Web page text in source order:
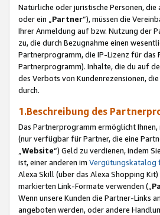
Natürliche oder juristische Personen,
oder ein „Partner“), müssen die
Ihrer Anmeldung auf bzw. Nutzung der
zu, die durch Bezugnahme einen
Partnerprogramm, die IP-Lizenz für
Partnerprogramm). Inhalte, die du auf
des Verbots von Kundenrezensionen,
durch.
1.Beschreibung des
Das Partnerprogramm ermöglicht
(nur verfügbar für Partner, die eine
Website“) Geld zu verdienen, indem
ist, einer anderen im Vergütungskatalog
Alexa Skill (über das Alexa Shopping
markierten Link-Formate verwenden („
Wenn unsere Kunden die Partner-Links
angeboten werden, oder andere